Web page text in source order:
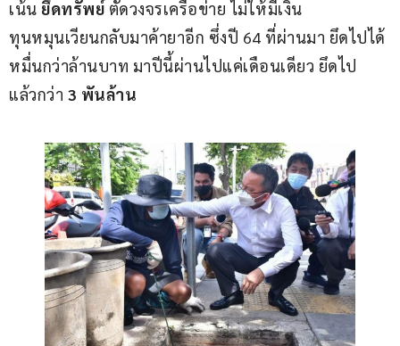
เน้น ยึดทรัพย์ ตัดวงจรเครือข่าย ไม่ให้มีเงิน
ทุนหมุนเวียนกลับมาค้ายาอีก ซึ่งปี 64 ที่ผ่านมา ยึดไปได้
หมื่นกว่าล้านบาท มาปีนี้ผ่านไปแค่เดือนเดียว ยึดไป
แล้วกว่า 3 พันล้าน